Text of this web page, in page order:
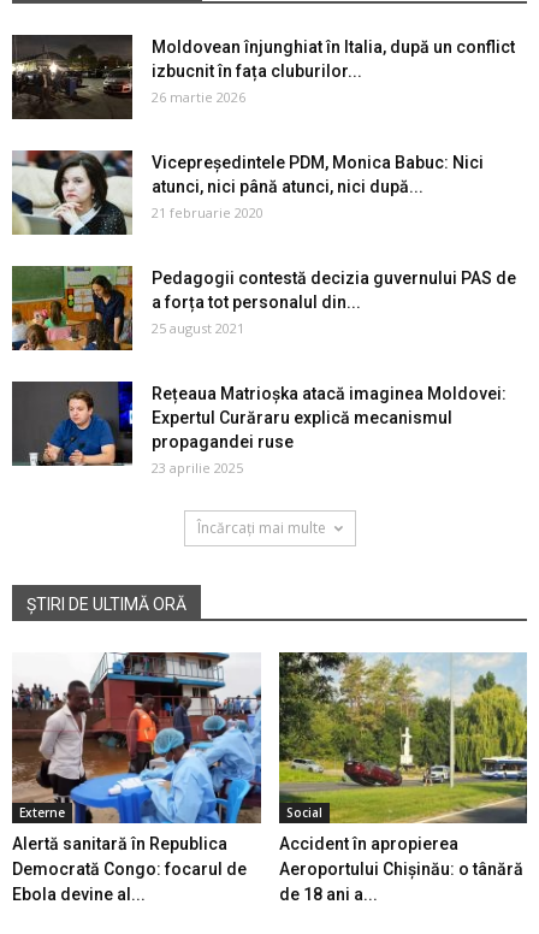
Moldovean înjunghiat în Italia, după un conflict
izbucnit în fața cluburilor...
26 martie 2026
Vicepreședintele PDM, Monica Babuc: Nici
atunci, nici până atunci, nici după...
21 februarie 2020
Pedagogii contestă decizia guvernului PAS de
a forța tot personalul din...
25 august 2021
Rețeaua Matrioșka atacă imaginea Moldovei:
Expertul Curăraru explică mecanismul
propagandei ruse
23 aprilie 2025
Încărcați mai multe
ȘTIRI DE ULTIMĂ ORĂ
Externe
Alertă sanitară în Republica
Democrată Congo: focarul de
Ebola devine al...
Social
Accident în apropierea
Aeroportului Chișinău: o tânără
de 18 ani a...